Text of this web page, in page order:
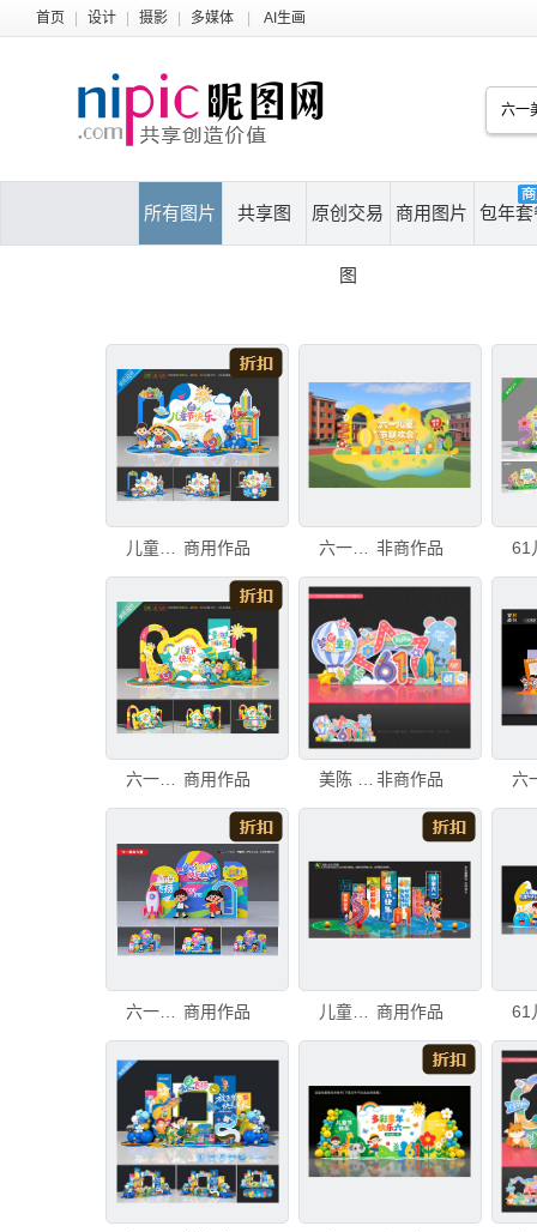
首页 设计 摄影 多媒体 AI生画
所有图片 共享图 原创交易
图
商用图片 包年套
商用作品 六一美陈 非商作品
六一儿童节美陈 商用作品 美陈 六一 非商作品
商用作品 儿童节舞台布置 商用作品